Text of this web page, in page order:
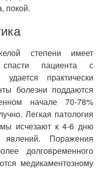
покой.
степени имеет
спасти пациента с
практически
болезни поддаются
начале 70-78%
Легкая патология
исчезают к 4-6 дню
явлений. Поражения
долговременного
медикаментозному